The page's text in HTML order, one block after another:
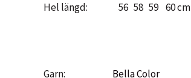
Hel längd: 56 58 59 60 cm
Garn: Bella Color